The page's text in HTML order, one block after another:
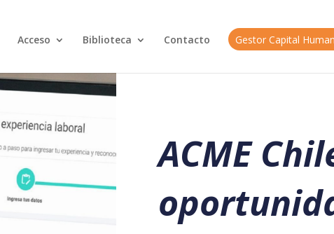
Acceso Biblioteca Contacto Gestor Capital
ACME